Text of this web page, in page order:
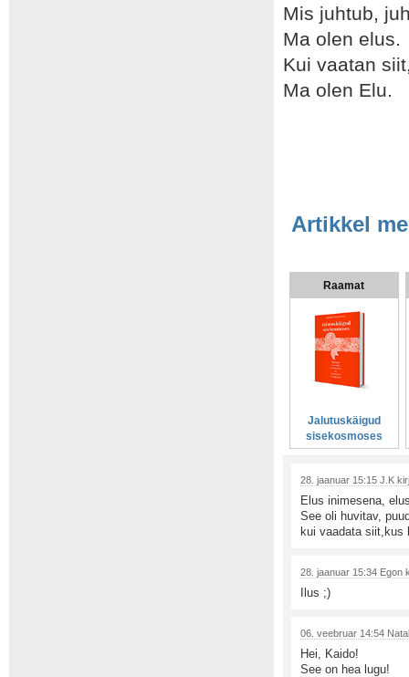
Mis juhtub,
Ma olen elus.
Kui vaatan
Ma olen Elu.
Artikkel
Raamat
Jalutuskäigud
sisekosmoses
28. jaanuar 15:15 J.K
Elus inimesena,
See oli huvitav,
kui vaadata siit,kus
28. jaanuar 15:34 Egon
Ilus ;)
06. veebruar 14:54
Hei, Kaido!
See on hea lugu!